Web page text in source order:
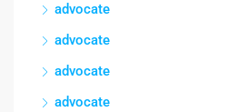
advocate
advocate
advocate
advocate